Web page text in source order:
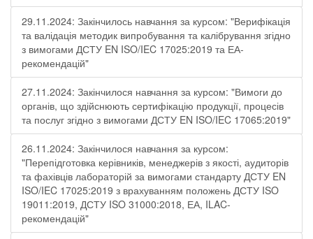
29.11.2024: Закінчилось навчання за курсом: "Верифікація
та валідація методик випробування та калібрування згідно
з вимогами ДСТУ EN ISO/IEC 17025:2019 та ЕА-
рекомендацій"
27.11.2024: Закінчилося навчання за курсом: "Вимоги до
органів, що здійснюють сертифікацію продукції, процесів
та послуг згідно з вимогами ДСТУ EN ISO/IEC 17065:2019"
26.11.2024: Закінчилося навчання за курсом:
"Перепідготовка керівників, менеджерів з якості, аудиторів
та фахівців лабораторій за вимогами стандарту ДСТУ EN
ISO/IEC 17025:2019 з врахуванням положень ДСТУ ISO
19011:2019, ДСТУ ISO 31000:2018, ЕА, ILAC-
рекомендацій"